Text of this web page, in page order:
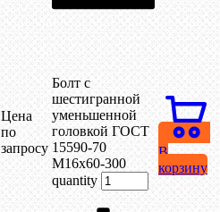
Цена
по
запросу
Болт с
шестигранной
уменьшенной
головкой ГОСТ
15590-70
М16х60-300
quantity
В
корзину